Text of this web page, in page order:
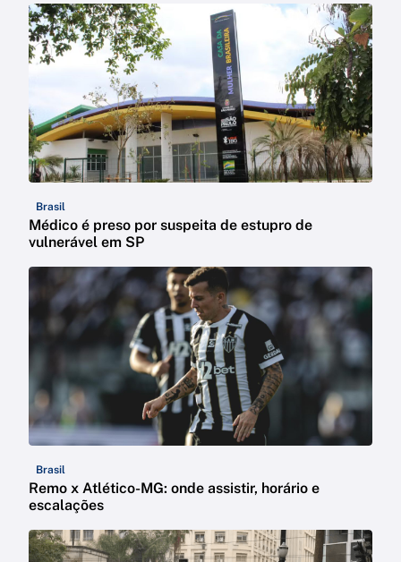
Brasil
Médico é preso por suspeita de estupro de
vulnerável em SP
Brasil
Remo x Atlético-MG: onde assistir, horário e
escalações